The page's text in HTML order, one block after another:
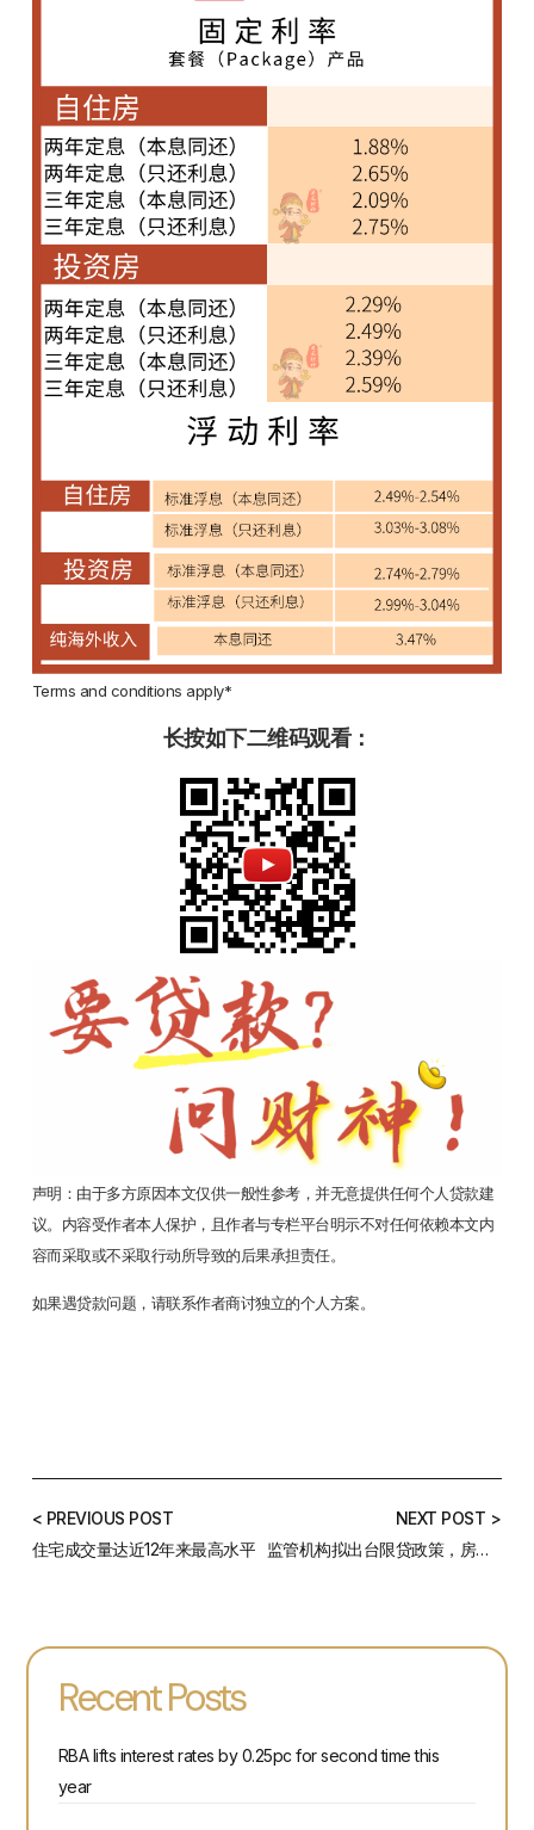
Terms and conditions apply*
长按如下二维码观看：
声明：由于多方原因本文仅供一般性参考，并无意提供任何个人贷款建
议。内容受作者本人保护，且作者与专栏平台明示不对任何依赖本文内
容而采取或不采取行动所导致的后果承担责任。
如果遇贷款问题，请联系作者商讨独立的个人方案。
< PREVIOUS POST
住宅成交量达近12年来最高水平
NEXT POST >
监管机构拟出台限贷政策，房价是涨是跌？
Recent Posts
RBA lifts interest rates by 0.25pc for second time this
year